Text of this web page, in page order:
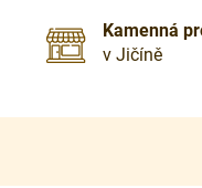
Kamenná
v Jičíně